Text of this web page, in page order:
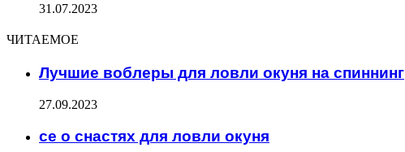
31.07.2023
ЧИТАЕМОЕ
Лучшие воблеры для ловли окуня на спиннинг
27.09.2023
се о снастях для ловли окуня